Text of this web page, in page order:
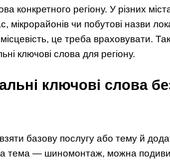
конкретного регіону. У різних
мікрорайонів чи побутові назви
це треба враховувати.
ключові слова для регіону.
ключові слова
базову послугу або тему й
тема — шиномонтаж, можна